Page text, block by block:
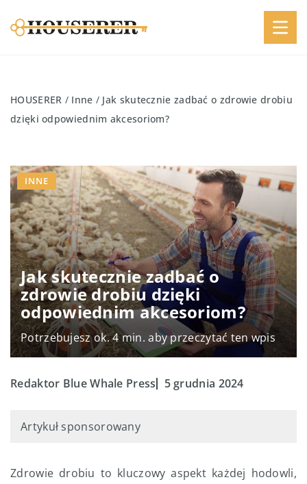
HOUSERER / Inne / Jak skutecznie zadbać o zdrowie drobiu
dzięki odpowiednim akcesoriom?
Jak skutecznie zadbać o
zdrowie drobiu dzięki
odpowiednim akcesoriom?
Potrzebujesz ok. 4 min. aby przeczytać ten wpis
INNE
Redaktor Blue Whale Press 5 grudnia 2024
Artykuł sponsorowany
Zdrowie drobiu to kluczowy aspekt każdej hodowli,